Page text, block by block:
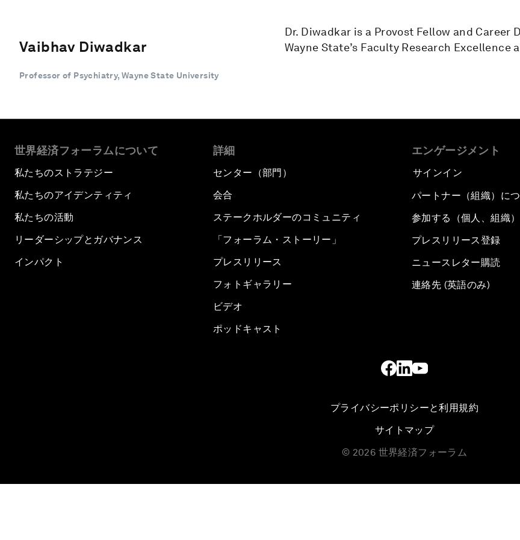
Vaibhav Diwadkar
Professor of Psychiatry, Wayne State University
Dr. Diwadkar is a Provost Fellow and
Wayne State’s Faculty Research Excellence
世界経済フォーラムについて
私たちのストラテジー
私たちのアイデンティティ
私たちの活動
リーダーシップとガバナンス
インパクト
詳細
センター（部門）
会合
ステークホルダーのコミュニティ
「フォーラム・ストーリー」
プレスリリース
フォトギャラリー
ビデオ
ポッドキャスト
エンゲージメント
サインイン
パートナー（組織）に
参加する（個人、組織）
プレスリリース登録
ニュースレター購読
連絡先 (英語のみ)
プライバシーポリシーと利用規約
サイトマップ
© 2026 世界経済フォーラム